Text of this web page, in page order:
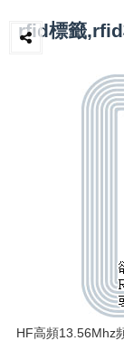
Pin itrfid標籤
HF高頻13.56Mhz